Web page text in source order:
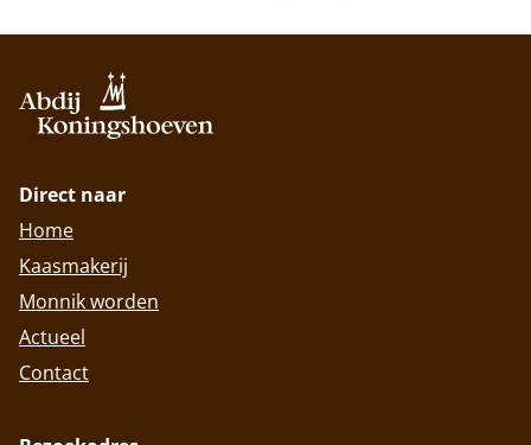
Direct naar
Home
Kaasmakerij
Monnik worden
Actueel
Contact